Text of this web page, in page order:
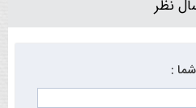
نظر
: